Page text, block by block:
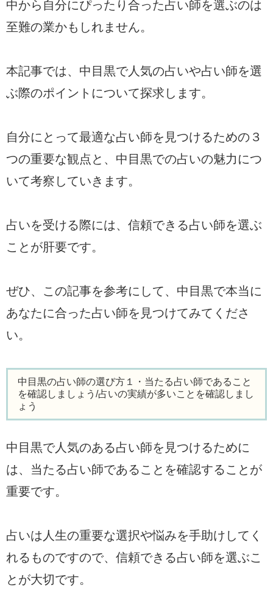
中から自分にぴったり合った占い師を選ぶのは
至難の業かもしれません。
本記事では、中目黒で人気の占いや占い師を選
ぶ際のポイントについて探求します。
自分にとって最適な占い師を見つけるための３
つの重要な観点と、中目黒での占いの魅力につ
いて考察していきます。
占いを受ける際には、信頼できる占い師を選ぶ
ことが肝要です。
ぜひ、この記事を参考にして、中目黒で本当に
あなたに合った占い師を見つけてみてくださ
い。
中目黒の占い師の選び方１・当たる占い師であること
を確認しましょう/占いの実績が多いことを確認しまし
ょう
中目黒で人気のある占い師を見つけるために
は、当たる占い師であることを確認することが
重要です。
占いは人生の重要な選択や悩みを手助けしてく
れるものですので、信頼できる占い師を選ぶこ
とが大切です。